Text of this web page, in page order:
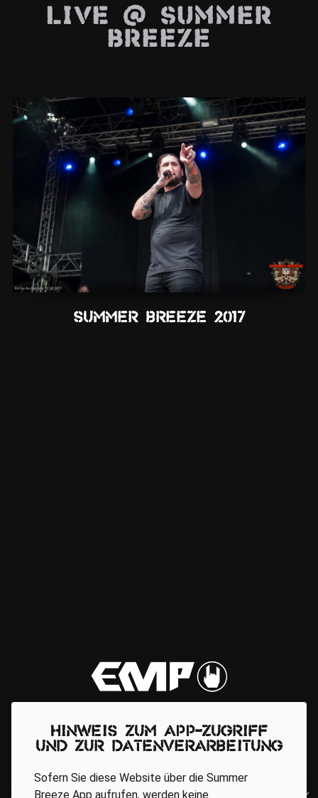
Live @ Summer
Breeze
Summer Breeze 2017
Hinweis zum App-Zugriff
und zur Datenverarbeitung
Sofern Sie diese Website über die Summer
Breeze App aufrufen, werden keine